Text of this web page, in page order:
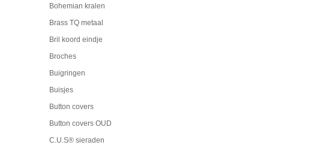
Bohemian kralen
Brass TQ metaal
Bril koord eindje
Broches
Buigringen
Buisjes
Button covers
Button covers OUD
C.U.S® sieraden